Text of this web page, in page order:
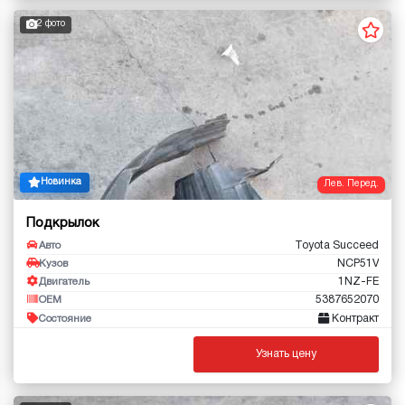
Лев. Перед.
2 фото
Новинка
Подкрылок
Авто Toyota Succeed
Кузов NCP51V
Двигатель 1NZ-FE
OEM 5387652070
Состояние Контракт
Узнать цену